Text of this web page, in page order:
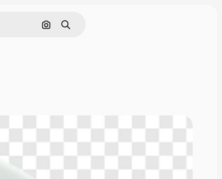
Nach Bild suchen
Suchen